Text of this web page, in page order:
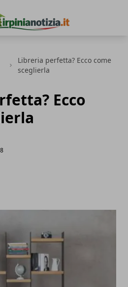
Libreria perfetta? Ecco come
sceglierla
Ecco